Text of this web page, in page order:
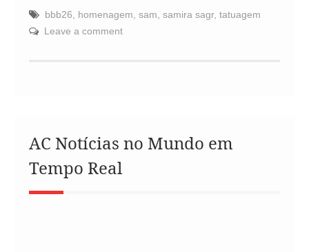
bbb26, homenagem, sam, samira sagr, tatuagem
Leave a comment
AC Notícias no Mundo em
Tempo Real